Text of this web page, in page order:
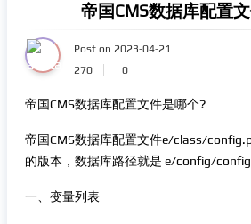
帝国CMS数据库配置
Post on 2023-04-21
270
0
帝国CMS数据库配置文件是哪个?
帝国CMS数据库配置文件e/class/
的版本，数据库路径就是 e/config/
一、变量列表